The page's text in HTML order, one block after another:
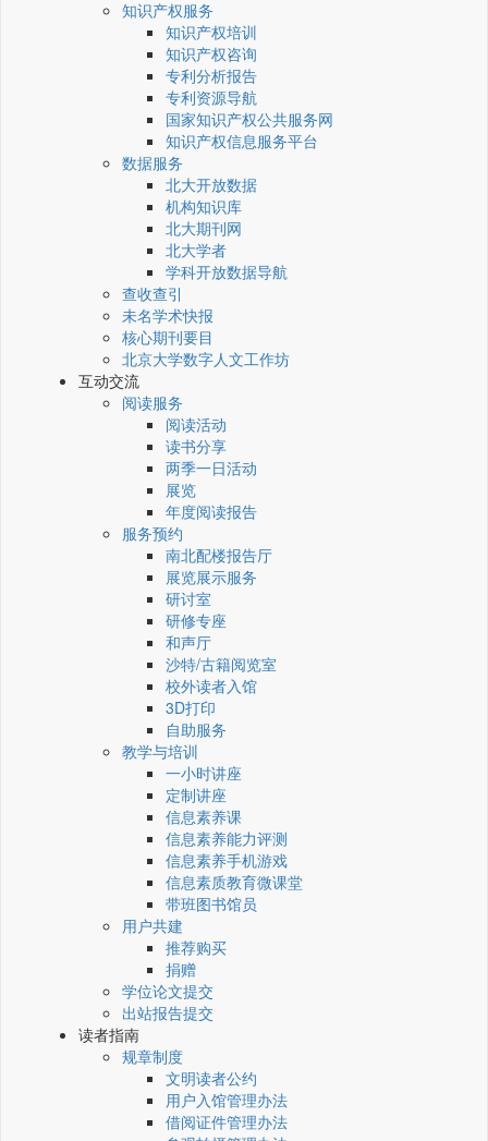
知识产权服务
知识产权培训
知识产权咨询
专利分析报告
专利资源导航
国家知识产权公共服务网
知识产权信息服务平台
数据服务
北大开放数据
机构知识库
北大期刊网
北大学者
学科开放数据导航
查收查引
未名学术快报
核心期刊要目
北京大学数字人文工作坊
互动交流
阅读服务
阅读活动
读书分享
两季一日活动
展览
年度阅读报告
服务预约
南北配楼报告厅
展览展示服务
研讨室
研修专座
和声厅
沙特/古籍阅览室
校外读者入馆
3D打印
自助服务
教学与培训
一小时讲座
定制讲座
信息素养课
信息素养能力评测
信息素养手机游戏
信息素质教育微课堂
带班图书馆员
用户共建
推荐购买
捐赠
学位论文提交
出站报告提交
读者指南
规章制度
文明读者公约
用户入馆管理办法
借阅证件管理办法